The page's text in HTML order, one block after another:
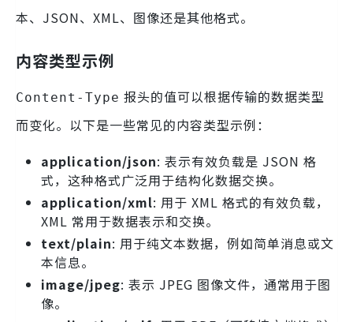
本、JSON、XML、图像还是其他格式。
内容类型示例
Content-Type 报头的值可以根据传输的数据类型
而变化。以下是一些常见的内容类型示例：
application/json: 表示有效负载是 JSON 格
式，这种格式广泛用于结构化数据交换。
application/xml: 用于 XML 格式的有效负载，
XML 常用于数据表示和交换。
text/plain: 用于纯文本数据，例如简单消息或文
本信息。
image/jpeg: 表示 JPEG 图像文件，通常用于图
像。